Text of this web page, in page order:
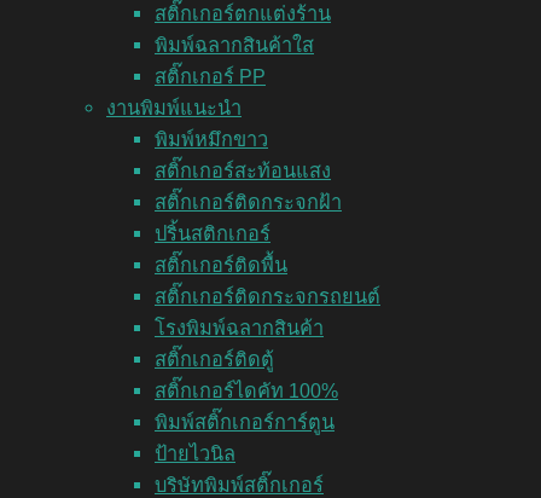
สติ๊กเกอร์ตกแต่งร้าน
พิมพ์ฉลากสินค้าใส
สติ๊กเกอร์ PP
งานพิมพ์แนะนำ
พิมพ์หมึกขาว
สติ๊กเกอร์สะท้อนแสง
สติ๊กเกอร์ติดกระจกฝ้า
ปริ้นสติกเกอร์
สติ๊กเกอร์ติดพื้น
สติ๊กเกอร์ติดกระจกรถยนต์
โรงพิมพ์ฉลากสินค้า
สติ๊กเกอร์ติดตู้
สติ๊กเกอร์ไดคัท 100%
พิมพ์สติ๊กเกอร์การ์ตูน
ป้ายไวนิล
บริษัทพิมพ์สติ๊กเกอร์